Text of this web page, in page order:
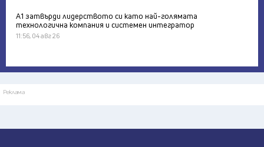
А1 затвърди лидерството си като най-голямата
технологична компания и системен интегратор
11:56, 04 авг 26
Реклама